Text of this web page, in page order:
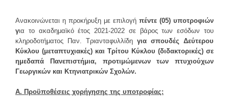
Αθλητισμός
Φοιτητικό Κέντρο
ΚΕ.ΨΥ.ΣΥ
Συνήγορος του φοιτητή
Απασχόληση & Σταδιοδρομία
Ανακοινώνεται η προκήρυξη με επιλογή πέντε (05) υποτροφιών
για το ακαδημαϊκό έτος 2021-2022 σε βάρος των εσόδων του
κληροδοτήματος Παν. Τριανταφυλλίδη για σπουδές Δεύτερου
Κύκλου (μεταπτυχιακές) και Τρίτου Κύκλου (διδακτορικές) σε
ημεδαπά Πανεπιστήμια, προτιμώμενων των πτυχιούχων
Γεωργικών και Κτηνιατρικών Σχολών.
Α. Προϋποθέσεις χορήγησης της υποτροφίας: